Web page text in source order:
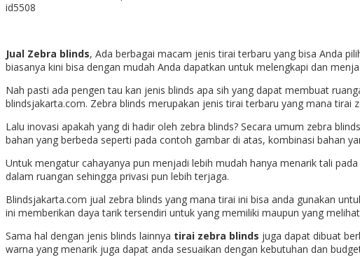
id5508
Jual Zebra blinds, Ada berbagai macam jenis tirai terbaru yang bisa Anda
biasanya kini bisa dengan mudah Anda dapatkan untuk melengkapi dan
Nah pasti ada pengen tau kan jenis blinds apa sih yang dapat membuat
blindsjakarta.com. Zebra blinds merupakan jenis tirai terbaru yang mana tirai
Lalu inovasi apakah yang di hadir oleh zebra blinds? Secara umum zebra
bahan yang berbeda seperti pada contoh gambar di atas, kombinasi bahan
Untuk mengatur cahayanya pun menjadi lebih mudah hanya menarik tali
dalam ruangan sehingga privasi pun lebih terjaga.
Blindsjakarta.com jual zebra blinds yang mana tirai ini bisa anda gunakan
ini memberikan daya tarik tersendiri untuk yang memiliki maupun yang
Sama hal dengan jenis blinds lainnya tirai zebra blinds juga dapat dibuat
warna yang menarik juga dapat anda sesuaikan dengan kebutuhan dan